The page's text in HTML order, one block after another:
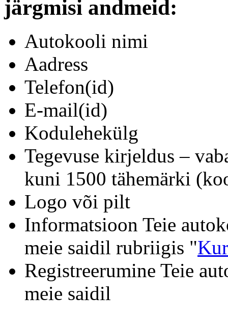
järgmisi andmeid:
Autokooli nimi
Aadress
Telefon(id)
E-mail(id)
Kodulehekülg
Tegevuse kirjeldus –
kuni 1500 tähemärki
Logo või pilt
Informatsioon Teie
meie saidil rubriigis "
Registreerumine Teie
meie saidil